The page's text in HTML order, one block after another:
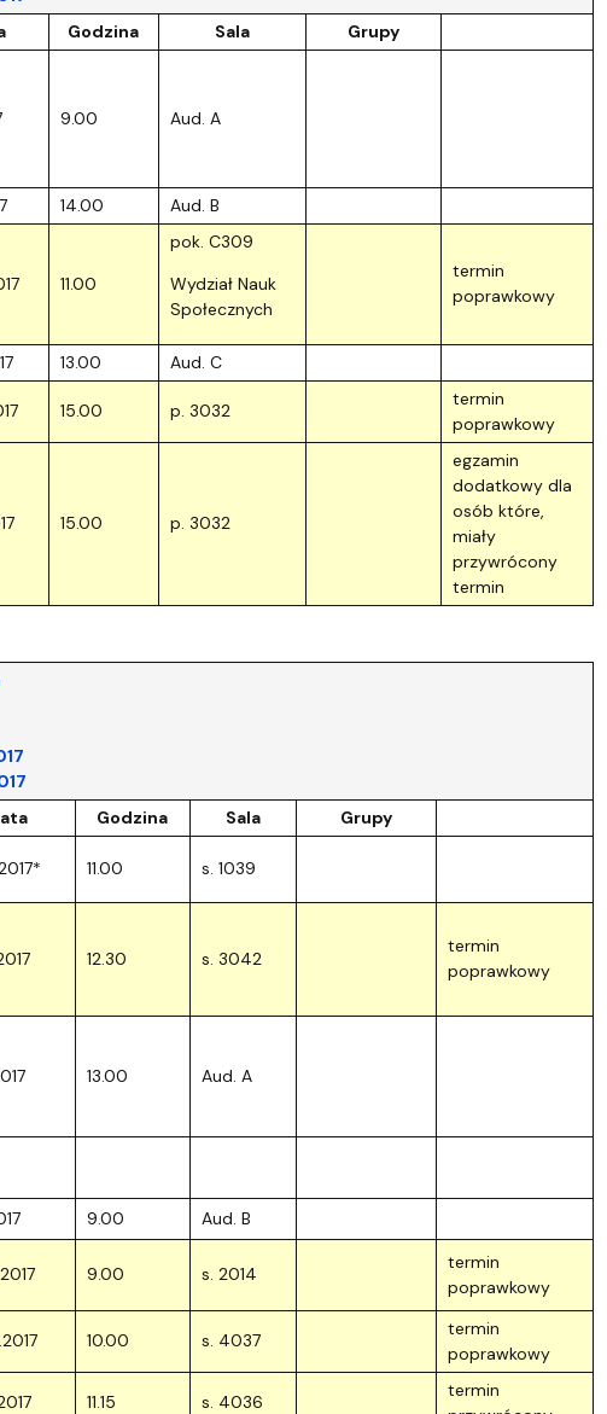
Godzina Sala Grupy
9.00 Aud. A
14.00 Aud. B
11.00
pok. C309
Wydział Nauk
Społecznych
termin
poprawkowy
13.00 Aud. C
15.00 p. 3032
termin
poprawkowy
15.00 p. 3032
egzamin
dodatkowy dla
osób które,
miały
przywrócony
termin
Godzina Sala Grupy
11.00 s. 1039
12.30 s. 3042
termin
poprawkowy
13.00 Aud. A
9.00 Aud. B
9.00 s. 2014
termin
poprawkowy
10.00 s. 4037
termin
poprawkowy
11.15 s. 4036
termin